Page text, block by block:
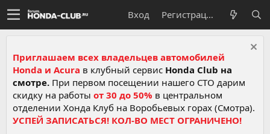
Вход Регистрация
Приглашаем всех владельцев автомобилей
Honda и Acura в клубный сервис Honda Club на
смотре. При первом посещении нашего СТО дарим
скидку на работы от 30 до 50% в центральном
отделении Хонда Клуб на Воробьевых горах (Смотра).
УСПЕЙ ЗАПИСАТЬСЯ! КОЛ-ВО МЕСТ ОГРАНИЧЕНО!